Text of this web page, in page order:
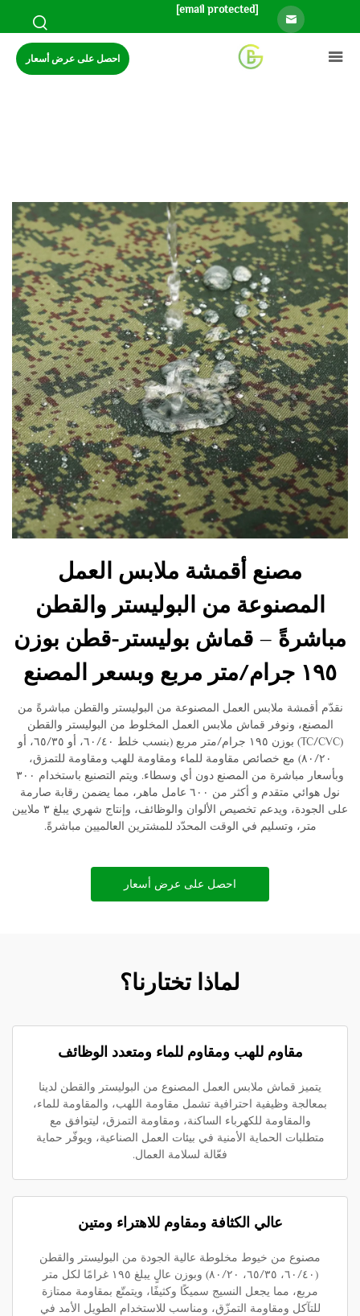
[email protected]
احصل على عرض أسعار
مصنع أقمشة ملابس العمل
المصنوعة من البوليستر والقطن
مباشرةً – قماش بوليستر-قطن بوزن
١٩٥ جرام/متر مربع وبسعر المصنع
نقدّم أقمشة ملابس العمل المصنوعة من البوليستر والقطن مباشرةً من
المصنع، ونوفر قماش ملابس العمل المخلوط من البوليستر والقطن
(TC/CVC) بوزن ١٩٥ جرام/متر مربع (بنسب خلط ٦٠/٤٠، أو ٦٥/٣٥، أو
٨٠/٢٠) مع خصائص مقاومة للماء ومقاومة للهب ومقاومة للتمزق،
وبأسعار مباشرة من المصنع دون أي وسطاء. ويتم التصنيع باستخدام ٣٠٠
نول هوائي متقدم و أكثر من ٦٠٠ عامل ماهر، مما يضمن رقابة صارمة
على الجودة، ويدعم تخصيص الألوان والوظائف، وإنتاج شهري يبلغ ٣ ملايين
متر، وتسليم في الوقت المحدّد للمشترين العالميين مباشرةً.
احصل على عرض أسعار
لماذا تختارنا؟
مقاوم للهب ومقاوم للماء ومتعدد الوظائف
يتميز قماش ملابس العمل المصنوع من البوليستر والقطن لدينا
بمعالجة وظيفية احترافية تشمل مقاومة اللهب، والمقاومة للماء،
والمقاومة للكهرباء الساكنة، ومقاومة التمزق، ليتوافق مع
متطلبات الحماية الأمنية في بيئات العمل الصناعية، ويوفّر حماية
فعّالة لسلامة العمال.
عالي الكثافة ومقاوم للاهتراء ومتين
مصنوع من خيوط مخلوطة عالية الجودة من البوليستر والقطن
(٦٠/٤٠، ٦٥/٣٥، ٨٠/٢٠) وبوزن عالٍ يبلغ ١٩٥ غرامًا لكل متر
مربع، مما يجعل النسيج سميكًا وكثيفًا، ويتمتّع بمقاومة ممتازة
للتآكل ومقاومة التمزّق، ومناسب للاستخدام الطويل الأمد في